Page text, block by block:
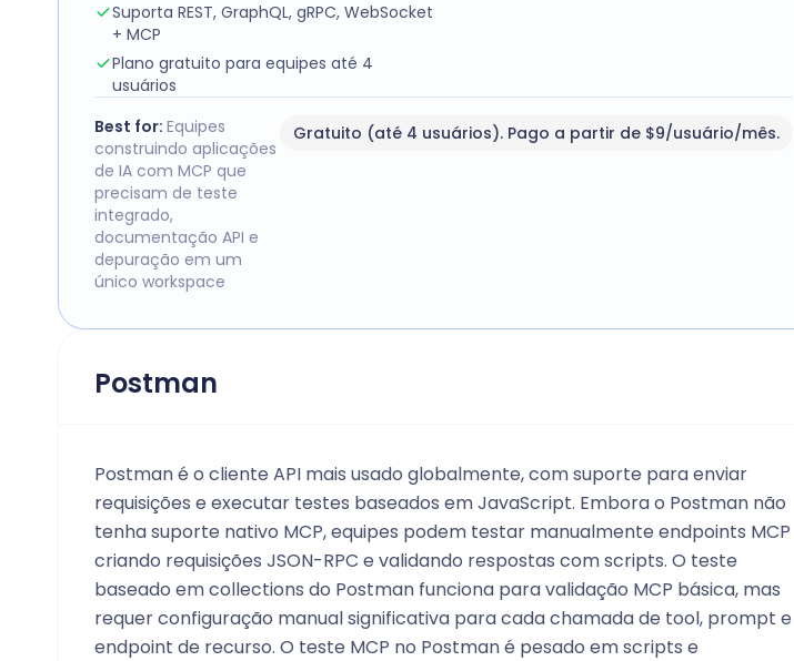
Suporta REST, GraphQL, gRPC, WebSocket
+ MCP
Plano gratuito para equipes até 4
usuários
Best for: Equipes
construindo aplicações
de IA com MCP que
precisam de teste
integrado,
documentação API e
depuração em um
único workspace
Gratuito (até 4 usuários). Pago a partir de $9/usuário/mês.
Postman
Postman é o cliente API mais usado globalmente, com suporte para enviar
requisições e executar testes baseados em JavaScript. Embora o Postman não
tenha suporte nativo MCP, equipes podem testar manualmente endpoints MCP
criando requisições JSON-RPC e validando respostas com scripts. O teste
baseado em collections do Postman funciona para validação MCP básica, mas
requer configuração manual significativa para cada chamada de tool, prompt e
endpoint de recurso. O teste MCP no Postman é pesado em scripts e